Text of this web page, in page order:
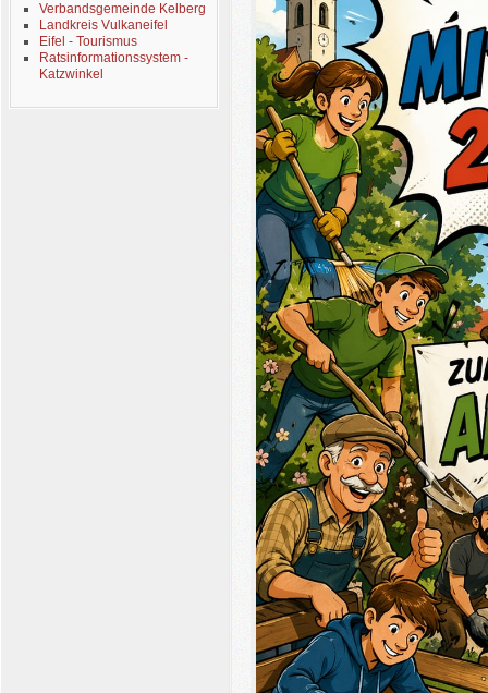
Verbandsgemeinde Kelberg
Landkreis Vulkaneifel
Eifel - Tourismus
Ratsinformationssystem -
Katzwinkel